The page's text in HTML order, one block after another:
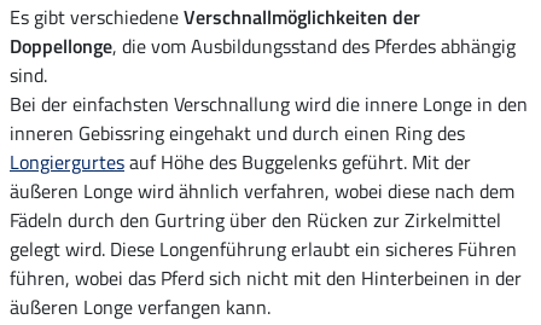
Es gibt verschiedeneVerschnallmöglichkeiten der
Doppellonge, die vom Ausbildungsstand des Pferdes abhängig
sind.
Bei der einfachsten Verschnallung wird die innere Longe in den
inneren Gebissring eingehakt und durch einen Ring des
Longiergurtesauf Höhe des Buggelenks geführt. Mit der
äußeren Longe wird ähnlich verfahren, wobei diese nach dem
Fädeln durch den Gurtring über den Rücken zur Zirkelmittel
gelegt wird. Diese Longenführung erlaubt ein sicheres Führen
führen, wobei das Pferd sich nicht mit den Hinterbeinen in der
äußeren Longe verfangen kann.